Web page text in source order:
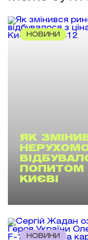
НОВИНИ
ЯК
ПОПИТОМ
КИЄВІ
НОВИНИ